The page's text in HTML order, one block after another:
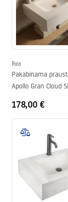
Rea
Pakabinama
Apollo Gran Cloud
178,00 €